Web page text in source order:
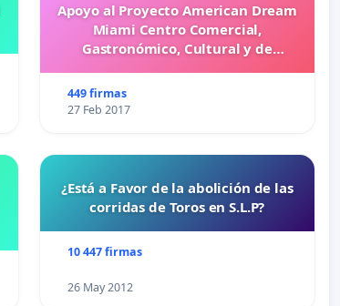
Apoyo al Proyecto American Dream
Miami Centro Comercial,
Gastronómico, Cultural y de
449 firmas
27 Feb 2017
¿Está a Favor de la abolición de las
corridas de Toros en S.L.P?
10 447 firmas
26 May 2012